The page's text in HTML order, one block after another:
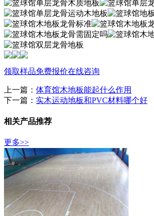
领取样品免费报价在线咨询
上一篇： 体育馆木地板能起什么作用
下一篇： 实木运动地板和PVC材料哪个好
相关产品推荐
更多>>